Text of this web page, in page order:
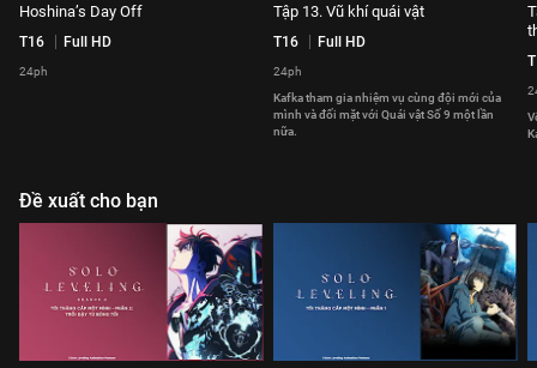
Hoshina’s Day Off
T16 Full HD
24ph
Tập 13. Vũ khí quái vật
T16 Full HD
24ph
Kafka tham gia nhiệm vụ cùng đội mới của
mình và đối mặt với Quái vật Số 9 một lần
nữa.
Đề xuất cho bạn